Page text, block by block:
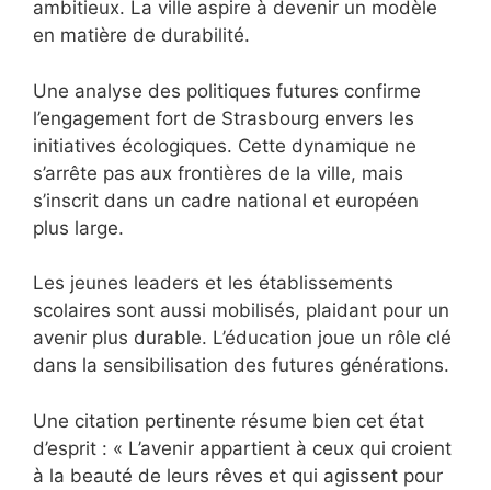
ambitieux. La ville aspire à devenir un modèle
en matière de durabilité.
Une analyse des politiques futures confirme
l’engagement fort de Strasbourg envers les
initiatives écologiques. Cette dynamique ne
s’arrête pas aux frontières de la ville, mais
s’inscrit dans un cadre national et européen
plus large.
Les jeunes leaders et les établissements
scolaires sont aussi mobilisés, plaidant pour un
avenir plus durable. L’éducation joue un rôle clé
dans la sensibilisation des futures générations.
Une citation pertinente résume bien cet état
d’esprit : « L’avenir appartient à ceux qui croient
à la beauté de leurs rêves et qui agissent pour